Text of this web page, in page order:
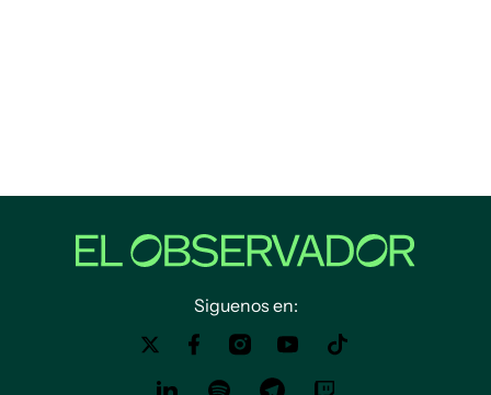
Siguenos en: